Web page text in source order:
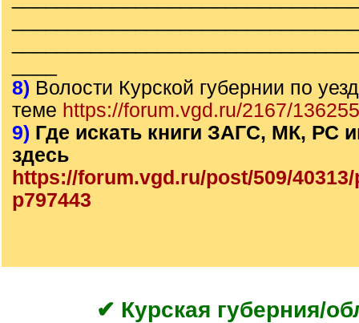
8) Волости Курской губернии по
теме https://forum.vgd.ru/2167/
9) Где искать книги ЗАГС, МК, РС
здесь
https://forum.vgd.ru/post/509/
p797443
✔ Курская губерния/